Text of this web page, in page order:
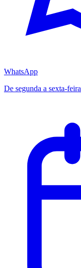
WhatsApp
De segunda a sexta-